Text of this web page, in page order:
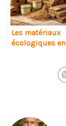
Les matériaux
écologiques en